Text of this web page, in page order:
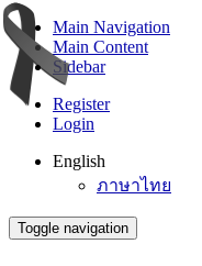
Main Navigation
Main Content
Sidebar
Register
Login
English
ภาษาไทย
Toggle navigation